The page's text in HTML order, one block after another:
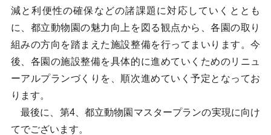
減と利便性の確保などの諸課題に対応していくととも
に、都立動物園の魅力向上を図る観点から、各園の取り
組みの方向を踏まえた施設整備を行ってまいります。今
後、各園の施設整備を具体的に進めていくためのリニュ
ーアルプランづくりを、順次進めていく予定となってお
ります。
最後に、第4、都立動物園マスタープランの実現に向け
てでございます。